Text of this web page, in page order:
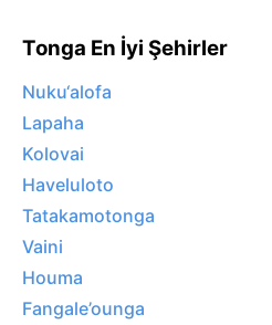
Tonga En İyi Şehirler
Nuku‘alofa
Lapaha
Kolovai
Haveluloto
Tatakamotonga
Vaini
Houma
Fangale’ounga